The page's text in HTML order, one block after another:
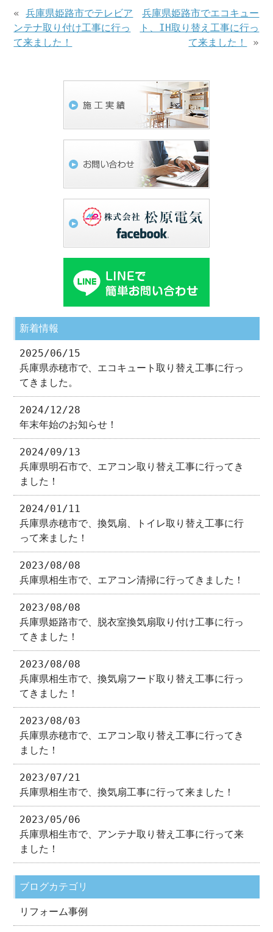
«兵庫県姫路市でテレビア
ンテナ取り付け工事に行っ
て来ました！
兵庫県姫路市でエコキュー
ト、IH取り替え工事に行っ
て来ました！
»
新着情報
2025/06/15
兵庫県赤穂市で、エコキュート取り替え工事に行っ
てきました。
2024/12/28
年末年始のお知らせ！
2024/09/13
兵庫県明石市で、エアコン取り替え工事に行ってき
ました！
2024/01/11
兵庫県赤穂市で、換気扇、トイレ取り替え工事に行
って来ました！
2023/08/08
兵庫県相生市で、エアコン清掃に行ってきました！
2023/08/08
兵庫県姫路市で、脱衣室換気扇取り付け工事に行っ
てきました！
2023/08/08
兵庫県相生市で、換気扇フード取り替え工事に行っ
てきました！
2023/08/03
兵庫県赤穂市で、エアコン取り替え工事に行ってき
ました！
2023/07/21
兵庫県相生市で、換気扇工事に行って来ました！
2023/05/06
兵庫県相生市で、アンテナ取り替え工事に行って来
ました！
ブログカテゴリ
リフォーム事例